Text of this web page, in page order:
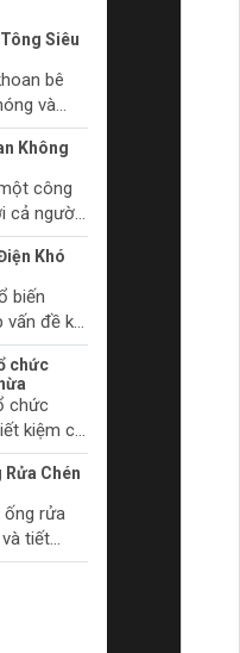
Siêu
bê
và
cụ mài
khoan
Không
công
cả người
gia. Hãy
khoan
trì hiệu
trước khi
Khó
biến
vấn đề khi
chức
chức
kiệm chi
không
nên gọn
Rửa Chén
ống rửa
tiết
sản phẩm